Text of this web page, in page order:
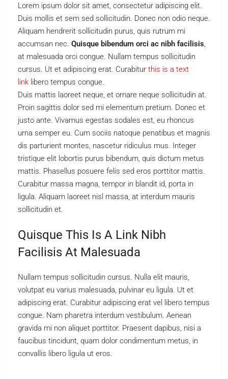
Lorem ipsum dolor sit amet, consectetur adipiscing elit.
Duis mollis et sem sed sollicitudin. Donec non odio neque.
Aliquam hendrerit sollicitudin purus, quis rutrum mi
accumsan nec. Quisque bibendum orci ac nibh facilisis,
at malesuada orci congue. Nullam tempus sollicitudin
cursus. Ut et adipiscing erat. Curabitur this is a text
link libero tempus congue.
Duis mattis laoreet neque, et ornare neque sollicitudin at.
Proin sagittis dolor sed mi elementum pretium. Donec et
justo ante. Vivamus egestas sodales est, eu rhoncus
urna semper eu. Cum sociis natoque penatibus et magnis
dis parturient montes, nascetur ridiculus mus. Integer
tristique elit lobortis purus bibendum, quis dictum metus
mattis. Phasellus posuere felis sed eros porttitor mattis.
Curabitur massa magna, tempor in blandit id, porta in
ligula. Aliquam laoreet nisl massa, at interdum mauris
sollicitudin et.
Quisque This Is A Link Nibh
Facilisis At Malesuada
Nullam tempus sollicitudin cursus. Nulla elit mauris,
volutpat eu varius malesuada, pulvinar eu ligula. Ut et
adipiscing erat. Curabitur adipiscing erat vel libero tempus
congue. Nam pharetra interdum vestibulum. Aenean
gravida mi non aliquet porttitor. Praesent dapibus, nisi a
faucibus tincidunt, quam dolor condimentum metus, in
convallis libero ligula ut eros.